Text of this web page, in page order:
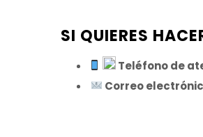
SI QUIERES
Teléfono de
Correo